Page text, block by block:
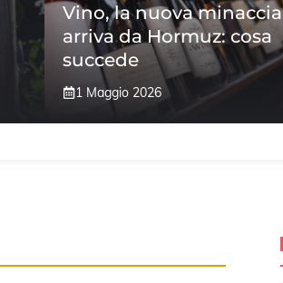
Vino, la nuova minaccia
arriva da Hormuz: cosa
succede
1 Maggio 2026